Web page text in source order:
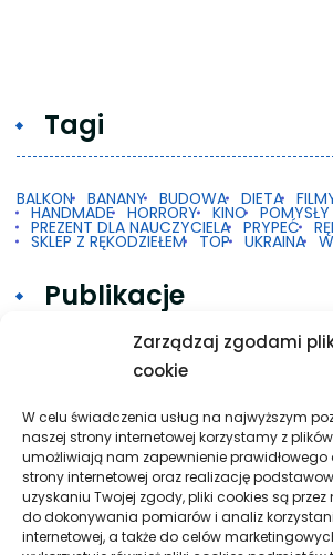
Zarządzaj zgodami
cookie
W celu świadczenia usług na najwyższym
naszej strony internetowej korzystamy z
umożliwiają nam zapewnienie prawidłowego
strony internetowej oraz realizację
uzyskaniu Twojej zgody, pliki cookies są
do dokonywania pomiarów i analiz
internetowej, a także do celów
Tagi
BALKON BANANY BUDOWA DIETA
HANDMADE HORRORY KINO POMYSŁY
PREZENT DLA NAUCZYCIELA PRYPEĆ
SKLEP Z RĘKODZIEŁEM TOP UKRAINA
Publikacje
Gdy 2FA w Google na
Taxi w praktyce: krótkie trasy,
i spokojna organizacja podróży
Pielęgnacja podłogi po
dobry efekt